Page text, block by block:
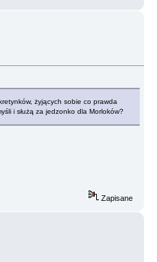
żyjących sobie co prawda
i służą za jedzonko dla Morloków?
Zapisane